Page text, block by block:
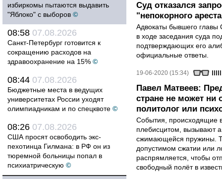
избиркомы пытаются выдавить
"Яблоко" с выборов ©
08:58 07.08.2026
Санкт-Петербург готовится к
сокращению расходов на
здравоохранение на 15% ©
08:44 07.08.2026
Бюджетные места в ведущих
университетах России уходят
олимпиадникам и по спецквоте ©
08:26 07.08.2026
США просят освободить экс-
пехотинца Гилмана: в РФ он из
тюремной больницы попал в
психиатрическую ©
Суд отказался
"непокорного
Адвокаты бывшего главы
в ходе заседания суда
подтверждающих его
официальные ответы.
19-06-2020 (15:34)
Павел Матвеев:
стране не может ни
политолог или
События, происходящие
плебисцитом, вызывают
сжимающейся пружины.
допустимом сжатии или
распрямляется, чтобы
свободный полёт в